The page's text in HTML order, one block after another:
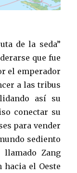
de la seda”
que fue
el emperador
a las tribus
así su
conectar su
para vender
sediento
Zang
hacia el Oeste